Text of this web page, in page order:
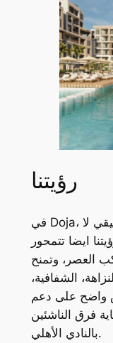
رؤيتنا
في Doja، نؤمن بأن التطوير العقاري الحقيقي لا
ايضا تتمحور
العصر، وتمنح
الشفافية،
واضح على دعم
فرق الناشئين
بالنادي الأهلي.